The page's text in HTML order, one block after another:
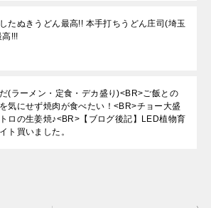
たぬきうどん最高!! 本手打ちうどん庄司(埼玉
高!!!
(ラーメン・定食・デカ盛り)<BR>ご飯との
気にせず焼肉が食べたい！<BR>チョー大盛
ロの生姜焼♪<BR>【ブログ後記】LED植物育
ト買いました。